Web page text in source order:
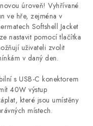
úroveň! Vyhřívané
ve hře, zejména v
Softshell Jacket
nastavit pomocí tlačítka
uživateli zvolit
v daný den.
s USB-C konektorem
40W výstup
které jsou umístěny
místech.